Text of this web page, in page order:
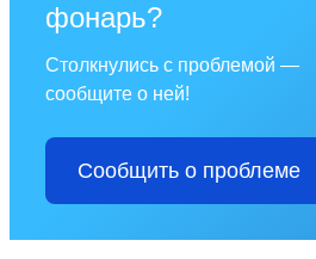
фонарь?
Столкнулись с проблемой —
сообщите о ней!
Сообщить о проблеме